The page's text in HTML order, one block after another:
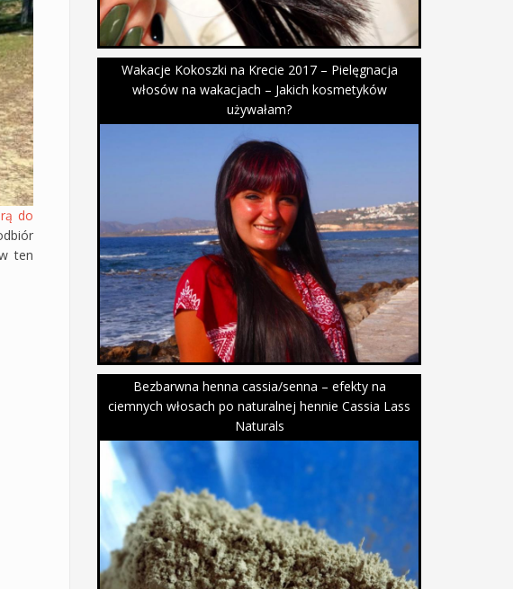
do
ten
Wakacje Kokoszki na Krecie 2017 – Pielęgnacja
włosów na wakacjach – Jakich kosmetyków
używałam?
Bezbarwna henna cassia/senna – efekty na
ciemnych włosach po naturalnej hennie Cassia Lass
Naturals